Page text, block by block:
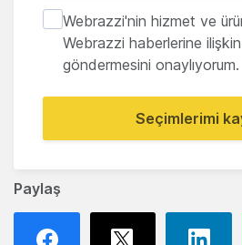
Paylaş
Webrazzi'nin hizmet ve
Webrazzi haberlerine
göndermesini onaylıyorum.
Seçimlerimi